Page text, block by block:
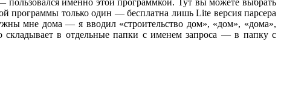
именно этой программкой. Тут вы можете выбрать
программы только один — бесплатна лишь Lite версия парсера
мне дома — я вводил «строительство дом», «дом», «дома»,
складывает в отдельные папки с именем запроса — в папку с